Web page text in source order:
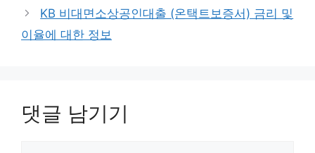
KB 비대면소상공인대출 (온택트보증서) 금리 및
이율에 대한 정보
댓글 남기기